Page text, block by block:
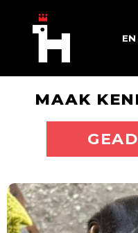
EN
MAAK